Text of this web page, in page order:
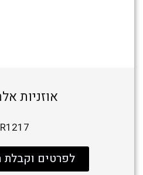
אוזניות
לפרטים